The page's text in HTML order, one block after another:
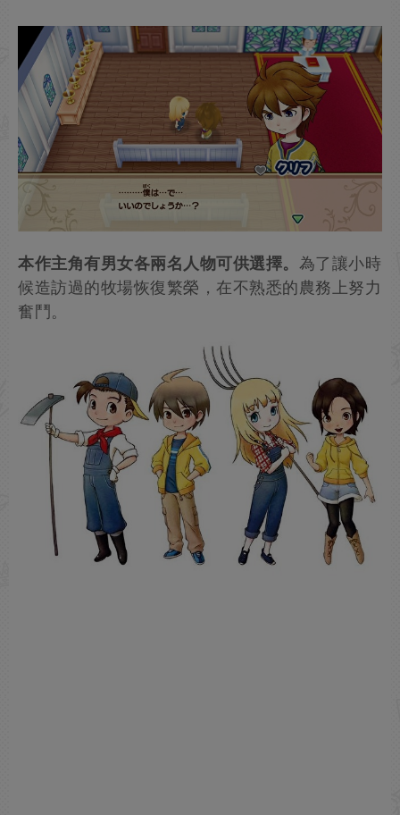
本作主角有男女各兩名人物可供選擇。 為了讓小時
候造訪過的牧場恢復繁榮，在不熟悉的農務上努力
奮鬥。